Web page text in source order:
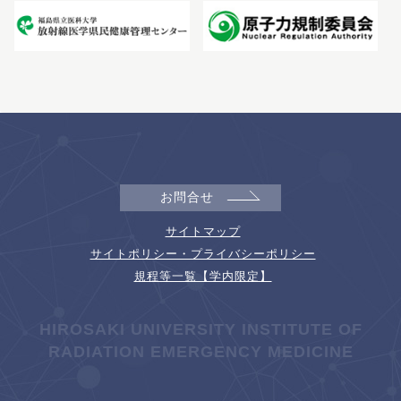
お問合せ
サイトマップ
サイトポリシー・プライバシーポリシー
規程等一覧【学内限定】
HIROSAKI UNIVERSITY INSTITUTE OF
RADIATION EMERGENCY MEDICINE